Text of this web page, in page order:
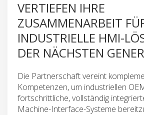
VERTIEFEN IHRE
ZUSAMMENARBEIT
INDUSTRIELLE HMI-
DER NÄCHSTEN
Die Partnerschaft vereint
Kompetenzen, um industriellen
fortschrittliche, vollständig
Machine-Interface-Systeme